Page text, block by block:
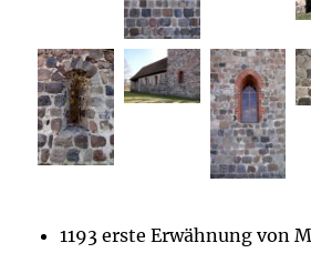
1193 erste Erwähnung von